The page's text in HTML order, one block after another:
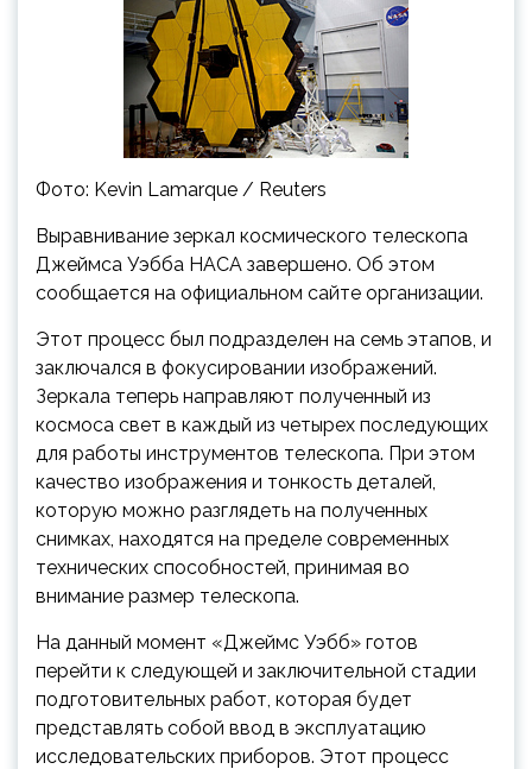
Фото: Kevin Lamarque / Reuters
Выравнивание зеркал космического телескопа
Джеймса Уэбба НАСА завершено. Об этом
сообщается на официальном сайте организации.
Этот процесс был подразделен на семь этапов, и
заключался в фокусировании изображений.
Зеркала теперь направляют полученный из
космоса свет в каждый из четырех последующих
для работы инструментов телескопа. При этом
качество изображения и тонкость деталей,
которую можно разглядеть на полученных
снимках, находятся на пределе современных
технических способностей, принимая во
внимание размер телескопа.
На данный момент «Джеймс Уэбб» готов
перейти к следующей и заключительной стадии
подготовительных работ, которая будет
представлять собой ввод в эксплуатацию
исследовательских приборов. Этот процесс